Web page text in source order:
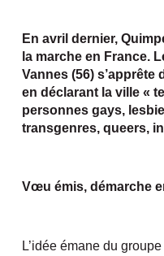
En avril dernier,
la marche en France.
Vannes (56)
en déclarant la ville «
personnes gays,
transgenres, queers,
Vœu émis, démarche
L’idée émane du